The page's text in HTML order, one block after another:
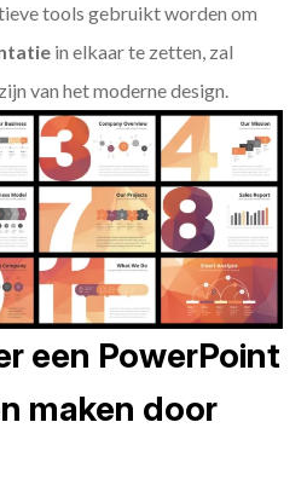
tools gebruikt worden om
in elkaar te zetten, zal
van het moderne design.
een PowerPoint
maken door